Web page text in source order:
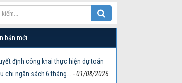
bản mới
định công khai thực hiện dự toán
chi ngân sách 6 tháng...
-01/08/2026